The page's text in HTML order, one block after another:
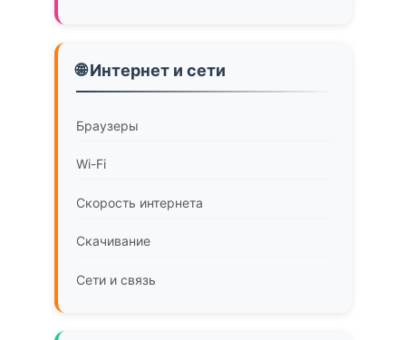
🌐 Интернет и сети
Браузеры
Wi-Fi
Скорость интернета
Скачивание
Сети и связь